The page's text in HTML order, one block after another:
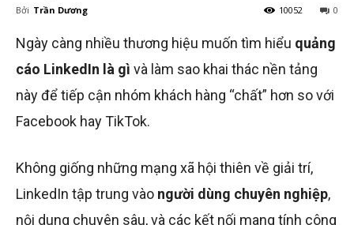
Bởi Trần Dương 0
10052
Ngày càng nhiều thương hiệu muốn tìm hiểu quảng
cáo LinkedIn là gì và làm sao khai thác nền tảng
này để tiếp cận nhóm khách hàng “chất” hơn so với
Facebook hay TikTok.
Không giống những mạng xã hội thiên về giải trí,
LinkedIn tập trung vào người dùng chuyên nghiệp,
nội dung chuyên sâu, và các kết nối mang tính công